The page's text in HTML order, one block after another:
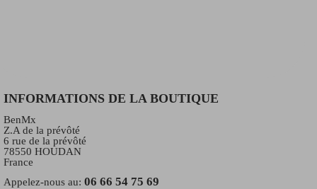
INFORMATIONS DE LA BOUTIQUE
BenMx
Z.A de la prévôté
6 rue de la prévôté
78550 HOUDAN
France
Appelez-nous au: 06 66 54 75 69